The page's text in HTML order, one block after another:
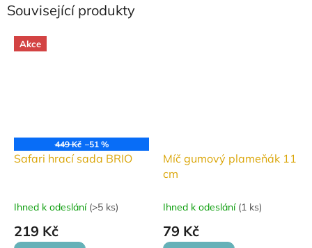
Související produkty
Akce
449 Kč –51 %
Safari hrací sada BRIO
Ihned k odeslání (>5 ks)
219 Kč
Míč gumový plameňák 11
cm
Ihned k odeslání (1 ks)
79 Kč